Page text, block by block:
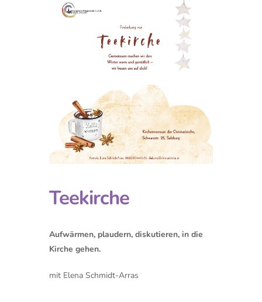
Teekirche
Aufwärmen, plaudern, diskutieren, in die
Kirche gehen.
mit Elena Schmidt-Arras